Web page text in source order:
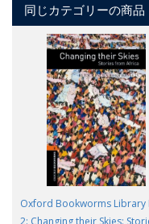
同じカテゴリーの商品
Oxford Bookworms Library
2: Changing their Skies: